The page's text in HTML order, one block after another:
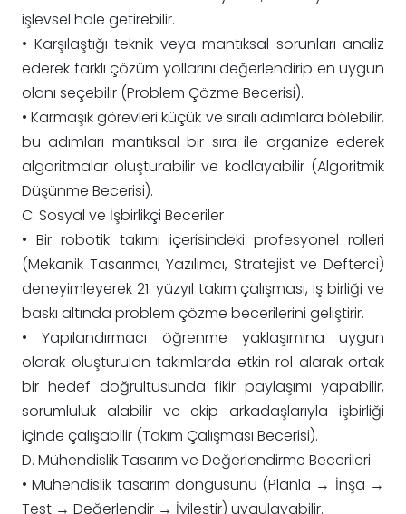
işlevsel hale getirebilir.
• Karşılaştığı teknik veya mantıksal sorunları analiz
ederek farklı çözüm yollarını değerlendirip en uygun
olanı seçebilir (Problem Çözme Becerisi).
• Karmaşık görevleri küçük ve sıralı adımlara bölebilir,
bu adımları mantıksal bir sıra ile organize ederek
algoritmalar oluşturabilir ve kodlayabilir (Algoritmik
Düşünme Becerisi).
C. Sosyal ve İşbirlikçi Beceriler
• Bir robotik takımı içerisindeki profesyonel rolleri
(Mekanik Tasarımcı, Yazılımcı, Stratejist ve Defterci)
deneyimleyerek 21. yüzyıl takım çalışması, iş birliği ve
baskı altında problem çözme becerilerini geliştirir.
• Yapılandırmacı öğrenme yaklaşımına uygun
olarak oluşturulan takımlarda etkin rol alarak ortak
bir hedef doğrultusunda fikir paylaşımı yapabilir,
sorumluluk alabilir ve ekip arkadaşlarıyla işbirliği
içinde çalışabilir (Takım Çalışması Becerisi).
D. Mühendislik Tasarım ve Değerlendirme Becerileri
• Mühendislik tasarım döngüsünü (Planla → İnşa →
Test → Değerlendir → İyileştir) uygulayabilir.